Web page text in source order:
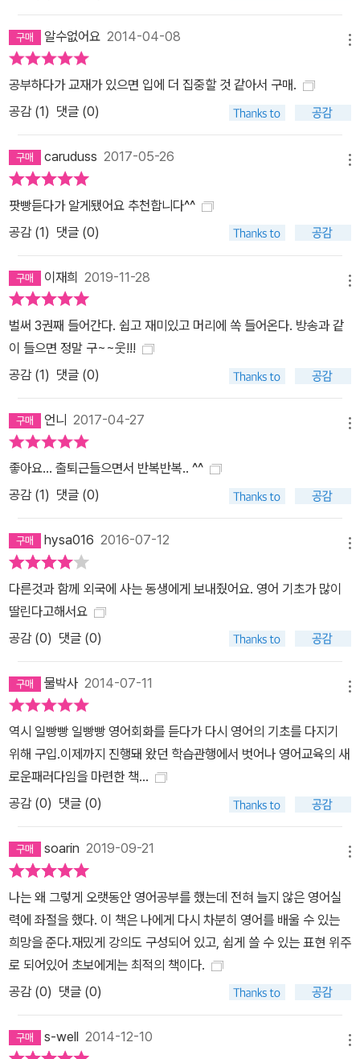
알수없어요 2014-04-08
공부하다가 교재가 있으면 입에 더 집중할 것 같아서 구매.
공감 (1) 댓글 (0)
caruduss 2017-05-26
팟빵듣다가 알게됐어요 추천합니다^^
공감 (1) 댓글 (0)
이재희 2019-11-28
벌써 3권째 들어간다. 쉽고 재미있고 머리에 쏙 들어온다. 방송과 같
이 들으면 정말 구~~웃!!!
공감 (1) 댓글 (0)
언니 2017-04-27
좋아요... 출퇴근들으면서 반복반복.. ^^
공감 (1) 댓글 (0)
hysa016 2016-07-12
다른것과 함께 외국에 사는 동생에게 보내줬어요. 영어 기초가 많이
딸린다고해서요
공감 (0) 댓글 (0)
물박사 2014-07-11
역시 일빵빵 일빵빵 영어회화를 듣다가 다시 영어의 기초를 다지기
위해 구입.이제까지 진행돼 왔던 학습관행에서 벗어나 영어교육의 새
로운패러다임을 마련한 책...
공감 (0) 댓글 (0)
soarin 2019-09-21
나는 왜 그렇게 오랫동안 영어공부를 했는데 전혀 늘지 않은 영어실
력에 좌절을 했다. 이 책은 나에게 다시 차분히 영어를 배울 수 있는
희망을 준다.재밌게 강의도 구성되어 있고, 쉽게 쓸 수 있는 표현 위주
로 되어있어 초보에게는 최적의 책이다.
공감 (0) 댓글 (0)
s-well 2014-12-10